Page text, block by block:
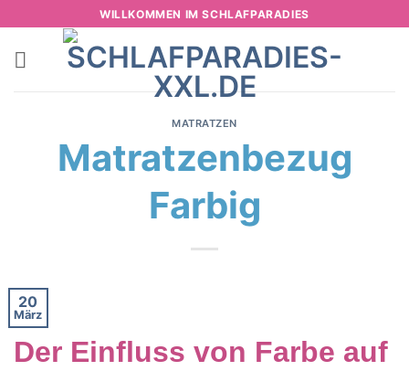
Inhalt
springen
WILLKOMMEN IM SCHLAFPARADIES
MATRATZEN
Matratzenbezug
Farbig
20
März
Der Einfluss von Farbe auf